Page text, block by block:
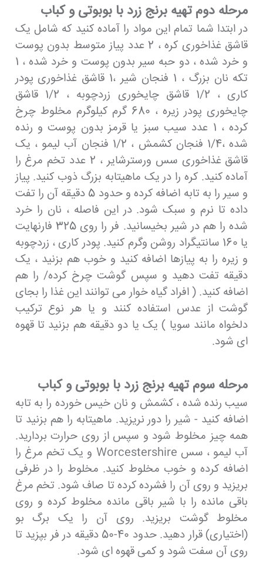
مرحله دوم تهیه برنج زرد با بوبوتی و کباب
در ابتدا شما تمام این مواد را آماده کنید که شامل یک
قاشق غذاخوری کره ، 2 عدد پیاز متوسط بدون پوست
و خرد شده ، دو حبه سیر بدون پوست و خرد شده ، 1
تکه نان بزرگ ، 1 فنجان شیر ،1 قاشق غذاخوری پودر
کاری ، 1/2 قاشق چایخوری زردچوبه ، 1/2 قاشق
چایخوری پودر زیره ، 680 گرم کیلوگرم مخلوط چرخ
کرده ، 1 عدد سیب سبز یا قرمز بدون پوست و رنده
شده ،1/4 فنجان کشمش ، 1/2 فنجان آب لیمو ، یک
قاشق غذاخوری سس ورسترشایر ، 2 عدد تخم مرغ را
آماده کنید. کره را در یک ماهیتابه بزرگ ذوب کنید. پیاز
و سیر را به تابه اضافه کرده و حدود 5 دقیقه آن را تفت
داده تا نرم و سبک شود. در این فاصله ، نان را خرد
شده را هم در شیر بخیسانید. فر را روی 325 فارنهایت
یا 160 سانتیگراد روشن وگرم کنید. پودر کاری ، زردچوبه
و زیره را به پیازها اضافه کنید و خوب هم بزنید ، یک
دقیقه تفت دهید و سپس گوشت چرخ کرده/ را هم
اضافه کنید. ( افراد گیاه خوار می توانند این غذا را بجای
گوشت از عدس استفاده کنند و یا هر نوع ترکیب
دلخواه مانند سویا ) یک یا دو دقیقه هم بزنید تا قهوه
ای شود.
مرحله سوم تهیه برنج زرد با بوبوتی و کباب
سیب رنده شده ، کشمش و نان خیس خورده را به تابه
اضافه کنید - شیر را دور نریزید. ماهیتابه را هم بزنید تا
همه چیز مخلوط شود و سپس از روی حرارت بردارید.
آب لیمو ، سس Worcestershire و یک تخم مرغ را
اضافه کرده و خوب مخلوط کنید. مخلوط را در ظرفی
بریزید و روی آن را فشرده کرده تا صاف شود. تخم مرغ
باقی مانده را با شیر باقی مانده مخلوط کرده و روی
مخلوط گوشت بریزید. روی آن را یک برگ بو
(اختیاری) قرار دهید. حدود 40-50 دقیقه در فر بپزید تا
روی آن سفت شود و کمی قهوه ای شود.